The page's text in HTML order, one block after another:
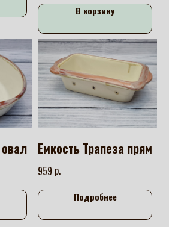
В корзину
Емкость Трапеза прям
959 р.
Подробнее